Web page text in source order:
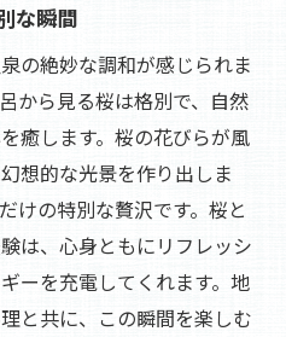
横谷温泉での安らぎ
たらす四季のリラクゼー
る四季の贅沢
楽しむ温泉体験
風景を楽しむ
贅沢なひとときを
す横谷温泉の魅力
な瞬間
の絶妙な調和が感じられま
から見る桜は格別で、自然
癒します。桜の花びらが風
想的な光景を作り出しま
けの特別な贅沢です。桜と
は、心身ともにリフレッシ
ーを充電してくれます。地
と共に、この瞬間を楽しむ